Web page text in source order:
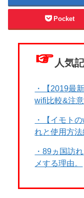
Pocket
☞ 人気
・【2019最
wifi比較&注
・【イモト
れと使用方
・89ヵ国訪
メする理由。